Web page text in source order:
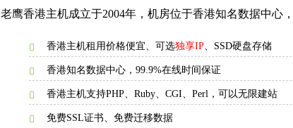
老鹰香港主机成立于2004年，机房位于香港知名数据中心
香港主机租用价格便宜、可选独享IP 、SSD硬盘存储
香港知名数据中心，99.9%在线时间保证
香港主机支持PHP、Ruby、CGI、Perl，可以无限建站
免费SSL证书、免费迁移数据